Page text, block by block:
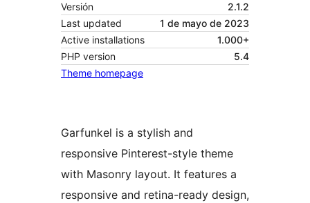
Versión
2.1.2
Last updated
1 de mayo de 2023
Active installations
1.000+
PHP version
5.4
Theme homepage
Garfunkel is a stylish and
responsive Pinterest-style theme
with Masonry layout. It features a
responsive and retina-ready design,